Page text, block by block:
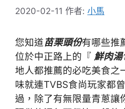
2020-02-11 作者: 小馬
您知道苗栗頭份有哪些推
位於中正路上的『 鮮肉
地人都推薦的必吃美食之
味就連TVBS食尚玩家都
過，除了有無限量青蔥讓